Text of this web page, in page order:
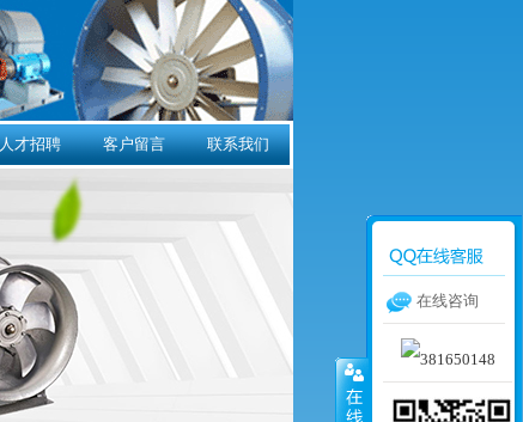
才招聘 客户留言 联系我们
在线咨询